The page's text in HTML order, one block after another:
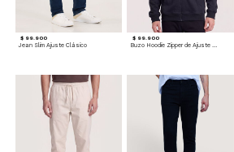
$ 99.900
Jean Slim Ajuste Clásico
$ 99.900